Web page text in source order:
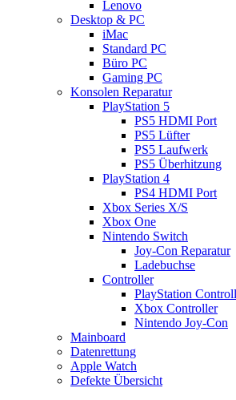
Lenovo
Desktop & PC
iMac
Standard PC
Büro PC
Gaming PC
Konsolen Reparatur
PlayStation 5
PS5 HDMI Port
PS5 Lüfter
PS5 Laufwerk
PS5 Überhitzung
PlayStation 4
PS4 HDMI Port
Xbox Series X/S
Xbox One
Nintendo Switch
Joy-Con Reparatur
Ladebuchse
Controller
PlayStation
Xbox Controller
Nintendo Joy-Con
Mainboard
Datenrettung
Apple Watch
Defekte Übersicht